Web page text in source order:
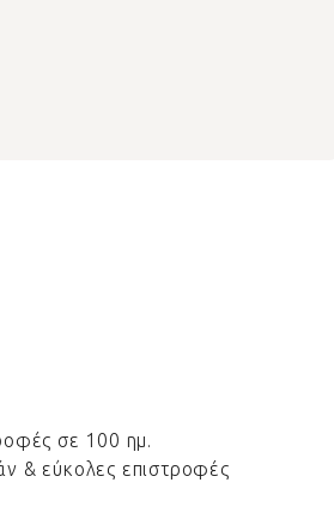
σε 100 ημ.
& εύκολες επιστροφές